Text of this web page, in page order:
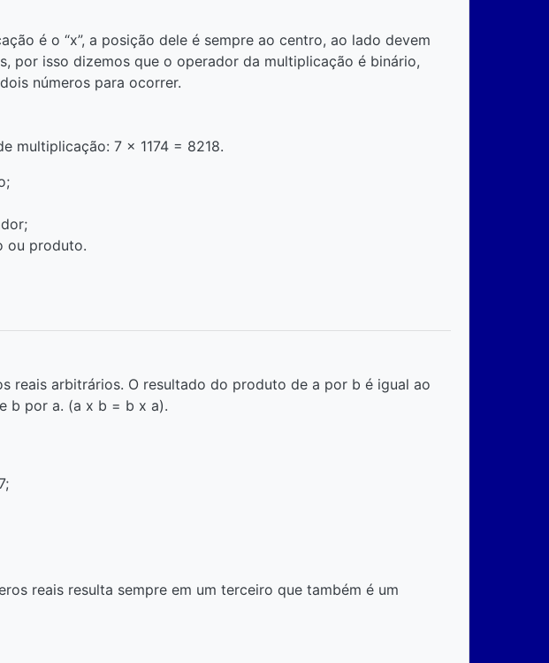
é o “x”, a posição dele é sempre ao centro, ao lado devem
por isso dizemos que o operador da multiplicação é binário,
números para ocorrer.
multiplicação: 7 x 1174 = 8218.
ou produto.
reais arbitrários. O resultado do produto de a por b é igual ao
b por a. (a x b = b x a).
reais resulta sempre em um terceiro que também é um